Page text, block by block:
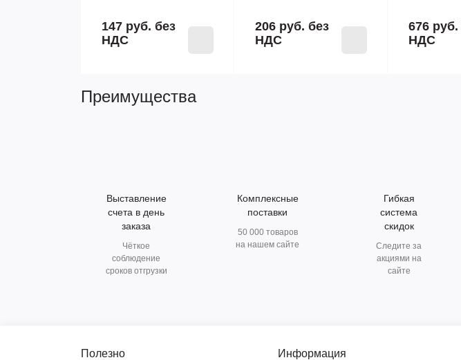
147 руб. без
НДС
206 руб. без
НДС
676 руб.
НДС
Преимущества
Выставление
счета в день
заказа
Чёткое
соблюдение
сроков отгрузки
Комплексные
поставки
50 000 товаров
на нашем сайте
Гибкая
система
скидок
Следите за
акциями на
сайте
Полезно Информация